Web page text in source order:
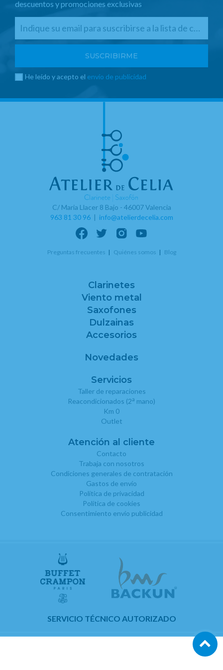
descuentos y promociones exclusivas
He leído y acepto el envío de publicidad
C/ Maria Llacer 8 Bajo - 46007 Valencia
963 81 30 96| info@atelierdecelia.com
Preguntas frecuentes Quiénes somos Blog
Clarinetes
Viento metal
Saxofones
Dulzainas
Accesorios
Novedades
Servicios
Taller de reparaciones
Reacondicionados (2a mano)
Km 0
Outlet
Atención al cliente
Contacto
Trabaja con nosotros
Condiciones generales de contratación
Gastos de envío
Política de privacidad
Política de cookies
Consentimiento envío publicidad
SERVICIO TÉCNICO AUTORIZADO